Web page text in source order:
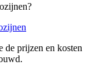
de prijzen en kosten